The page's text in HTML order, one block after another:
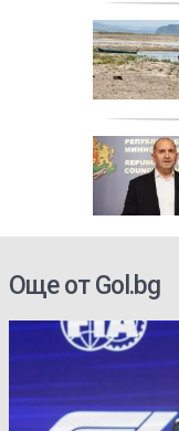
Още от Gol.bg